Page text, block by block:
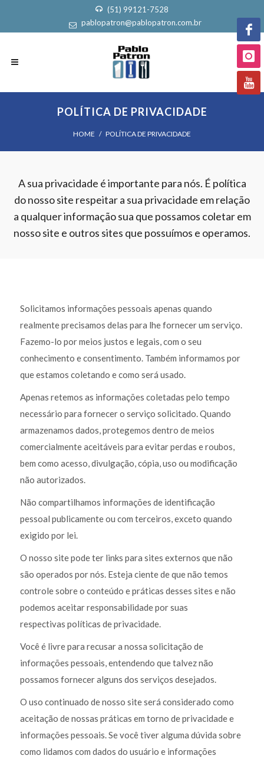
(51) 99121-7528
pablopatron@pablopatron.com.br
POLÍ­TICA DE PRIVACIDADE
HOME POLÍ­TICA DE PRIVACIDADE
A sua privacidade é importante para nós. É política
do nosso site respeitar a sua privacidade em relação
a qualquer informação sua que possamos coletar em
nosso site e outros sites que possuímos e operamos.
Solicitamos informações pessoais apenas quando
realmente precisamos delas para lhe fornecer um serviço.
Fazemo-lo por meios justos e legais, com o seu
conhecimento e consentimento. Também informamos por
que estamos coletando e como será usado.
Apenas retemos as informações coletadas pelo tempo
necessário para fornecer o serviço solicitado. Quando
armazenamos dados, protegemos dentro de meios
comercialmente aceitáveis para evitar perdas e roubos,
bem como acesso, divulgação, cópia, uso ou modificação
não autorizados.
Não compartilhamos informações de identificação
pessoal publicamente ou com terceiros, exceto quando
exigido por lei.
O nosso site pode ter links para sites externos que não
são operados por nós. Esteja ciente de que não temos
controle sobre o conteúdo e práticas desses sites e não
podemos aceitar responsabilidade por suas
respectivas políticas de privacidade.
Você é livre para recusar a nossa solicitação de
informações pessoais, entendendo que talvez não
possamos fornecer alguns dos serviços desejados.
O uso continuado de nosso site será considerado como
aceitação de nossas práticas em torno de privacidade e
informações pessoais. Se você tiver alguma dúvida sobre
como lidamos com dados do usuário e informações